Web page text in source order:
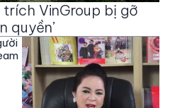
VinGroup bị gỡ
quyền’